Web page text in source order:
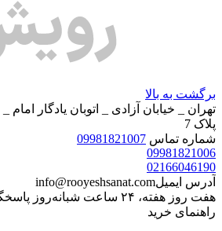
برگشت به بالا
تهران _ خیابان آزادی _ اتوبان یادگار امام
پلاک 7
شماره تماس 09981821007
09981821006
02166046190
آدرس ایمیلinfo@rooyeshsanat.com
هفت روز هفته، ۲۴ ساعت شبانه‌روز پاسخگوی شما هستیم.
راهنمای خرید